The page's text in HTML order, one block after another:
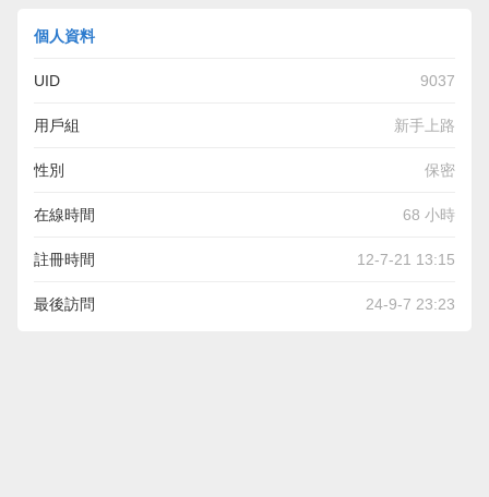
個人資料
UID 9037
用戶組 新手上路
性別 保密
在線時間 68 小時
註冊時間 12-7-21 13:15
最後訪問 24-9-7 23:23